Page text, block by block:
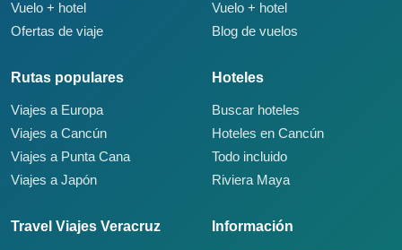
Vuelo + hotel
Ofertas de viaje
Vuelo + hotel
Blog de vuelos
Rutas populares
Viajes a Europa
Viajes a Cancún
Viajes a Punta Cana
Viajes a Japón
Hoteles
Buscar hoteles
Hoteles en Cancún
Todo incluido
Riviera Maya
Travel Viajes Veracruz Información